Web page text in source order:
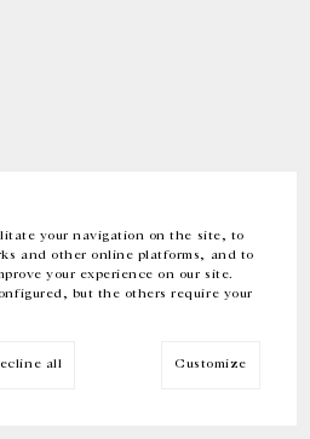
your navigation on the site, to
and other online platforms, and to
your experience on our site.
but the others require your
all Customize